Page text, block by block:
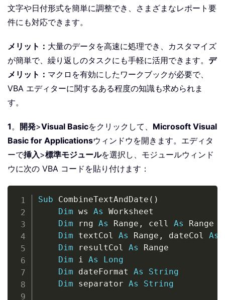
文字や日付形式を簡単に調整でき、さまざまなレポート要
件にも対応できます。
メリット： 大量のデータを高速に処理でき、カスタマイズ
が簡単で、繰り返しのタスクにも手軽に活用できます。 デ
メリット： マクロを有効にしたワークブックが必要で、
VBA エディターに関するある程度の知識も求められま
す。
1。 開発>Visual Basicをクリックして、 Microsoft Visual
Basic for Applicationsウィンドウを開きます。エディタ
ーで挿入>標準モジュールを選択し、モジュールウィンド
ウに次の VBA コードを貼り付けます：
Sub CombineTextAndDate ( )
Dim ws As Worksheet
Dim rng As Range , cell As Range
Dim textCol As Range , dateCol As
Dim resultCol As Range
Dim i As
Long
Dim dateFormat As
String
Dim separator As String